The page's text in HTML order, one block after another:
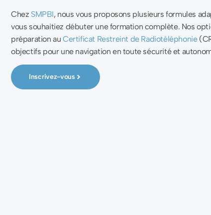
Chez SMPBI, nous vous proposons plusieurs formules
vous souhaitiez débuter une formation complète. Nos
préparation au Certificat Restreint de Radiotéléphonie
objectifs pour une navigation en toute sécurité et
Inscrivez-vous